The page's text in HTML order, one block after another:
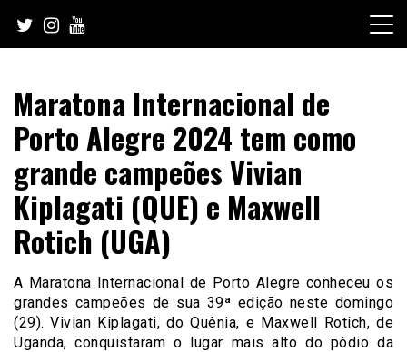
content
Maratona Internacional de
Porto Alegre 2024 tem como
grande campeões Vivian
Kiplagati (QUE) e Maxwell
Rotich (UGA)
A Maratona Internacional de Porto Alegre conheceu os
grandes campeões de sua 39ª edição neste domingo
(29). Vivian Kiplagati, do Quênia, e Maxwell Rotich, de
Uganda, conquistaram o lugar mais alto do pódio da